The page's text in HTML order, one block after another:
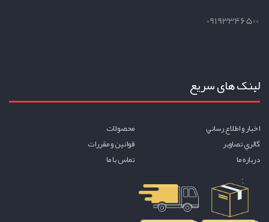
09193346500
لینک های سریع
اخبار و اطلاع رساني
محصولات
گالري تصاوير
قوانين و مقررات
درباره ما
تماس با ما